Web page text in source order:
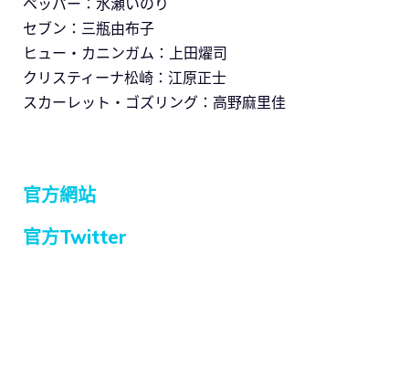
ペッパー：水瀬いのり
セブン：三瓶由布子
ヒュー・カニンガム：上田燿司
クリスティーナ松崎：江原正士
スカーレット・ゴズリング：高野麻里佳
官方網站
官方Twitter